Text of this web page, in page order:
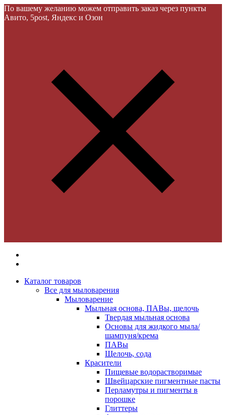
По вашему желанию можем отправить заказ через пункты
Авито, 5post, Яндекс и Озон
Каталог товаров
Все для мыловарения
Мыловарение
Мыльная основа, ПАВы, щелочь
Твердая мыльная основа
Основы для жидкого мыла/
шампуня/крема
ПАВы
Щелочь, сода
Красители
Пищевые водорастворимые
Швейцарские пигментные пасты
Перламутры и пигменты в
порошке
Глиттеры